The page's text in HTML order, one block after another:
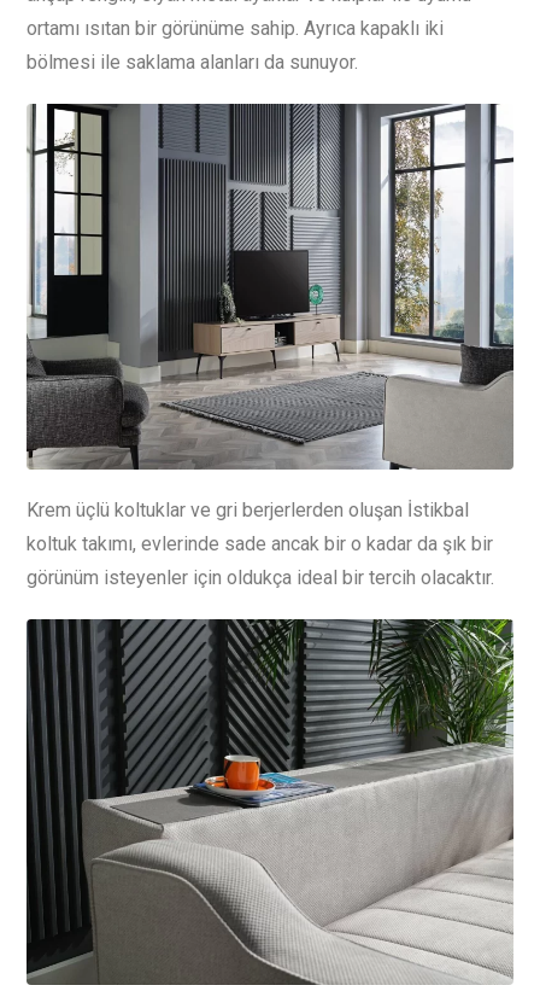
ortamı ısıtan bir görünüme sahip. Ayrıca kapaklı iki
bölmesi ile saklama alanları da sunuyor.
Krem üçlü koltuklar ve gri berjerlerden oluşan İstikbal
koltuk takımı, evlerinde sade ancak bir o kadar da şık bir
görünüm isteyenler için oldukça ideal bir tercih olacaktır.